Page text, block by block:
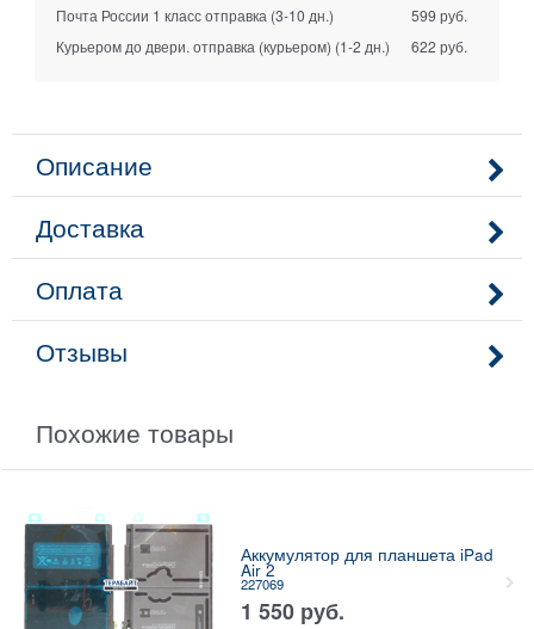
Почта России 1 класс отправка (3-10 дн.)
599 руб.
Курьером до двери. отправка (курьером) (1-2 дн.) 622 руб.
Описание
Доставка
Оплата
Отзывы
Похожие товары
Аккумулятор для планшета iPad
Air 2
227069
1 550 руб.